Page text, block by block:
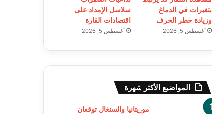
بتغيرات في الدماغ
وزيادة خطر الخرف
أغسطس 5, 2026
سلاسل الإمداد على
اقتصادات القارة
أغسطس 5, 2026
المواضيع الأكثر شهرة
موريتانيا والسنغال توقعان